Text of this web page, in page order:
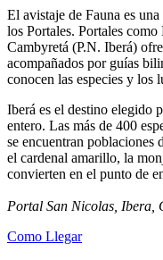
El avistaje de Fauna es
los Portales. Portales
Cambyretá (P.N. Iberá)
acompañados por guías
conocen las especies y los
Iberá es el destino elegido
entero. Las más de 400
se encuentran poblaciones
el cardenal amarillo, la
convierten en el punto de
Portal San Nicolas, Ibera,
Como Llegar